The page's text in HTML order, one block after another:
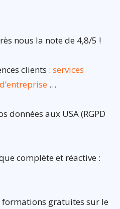
nous la note de 4,8/5 !
clients : services
…
données aux USA (RGPD
complète et réactive :
gratuites sur le